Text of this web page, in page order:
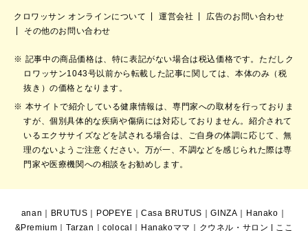
クロワッサン オンラインについて 運営会社
広告のお問い合わせ
その他のお問い合わせ
記事中の商品価格は、特に表記がない場合は税込価格です。ただしク
ロワッサン1043号以前から転載した記事に関しては、本体のみ（税
抜き）の価格となります。
本サイトで紹介している健康情報は、専門家への取材を行っておりま
すが、個別具体的な疾病や傷病には対応しておりません。紹介されて
いるエクササイズなどを試される場合は、ご自身の体調に応じて、無
理のないようご注意ください。万が一、不調などを感じられた際は専
門家や医療機関への相談をお勧めします。
anan BRUTUS POPEYE ｜Casa BRUTUS ｜GINZA Hanako
&Premium ｜Tarzan ｜colocal Hanakoママ クウネル・サロン ここ